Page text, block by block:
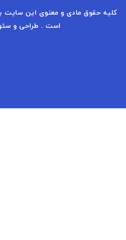
حقوق مادی و معنوی این سایت برای
است . طراحی و سئو